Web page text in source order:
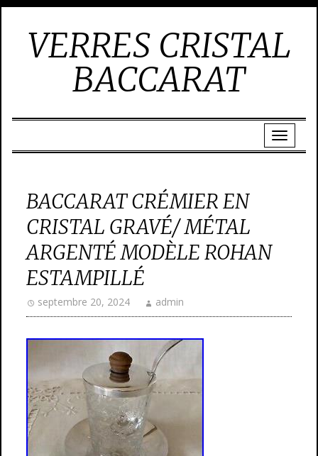
VERRES CRISTAL
BACCARAT
BACCARAT CRÉMIER EN
CRISTAL GRAVÉ/ MÉTAL
ARGENTÉ MODÈLE ROHAN
ESTAMPILLÉ
septembre 20, 2024 admin